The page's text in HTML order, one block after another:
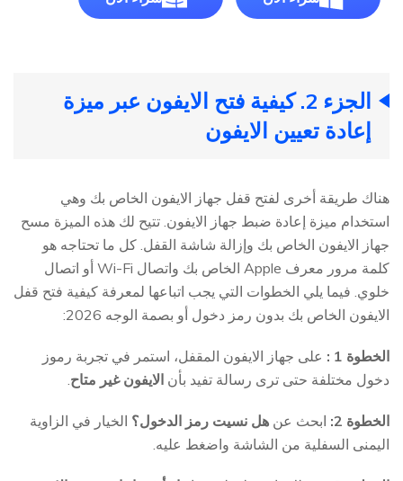
الجزء 2. كيفية فتح الايفون عبر ميزة
إعادة تعيين الايفون
هناك طريقة أخرى لفتح قفل جهاز الايفون الخاص بك وهي
استخدام ميزة إعادة ضبط جهاز الايفون. تتيح لك هذه الميزة مسح
جهاز الايفون الخاص بك وإزالة شاشة القفل. كل ما تحتاجه هو
كلمة مرور معرف Apple الخاص بك واتصال Wi-Fi أو اتصال
خلوي. فيما يلي الخطوات التي يجب اتباعها لمعرفة كيفية فتح قفل
الايفون الخاص بك بدون رمز دخول أو بصمة الوجه 2026:
الخطوة 1 :
على جهاز الايفون المقفل، استمر في تجربة رموز
دخول مختلفة حتى ترى رسالة تفيد بأن الايفون غير متاح
الخطوة 2: ابحث عن هل نسيت رمز الدخول؟ الخيار في الزاوية
اليمنى السفلية من الشاشة واضغط عليه.